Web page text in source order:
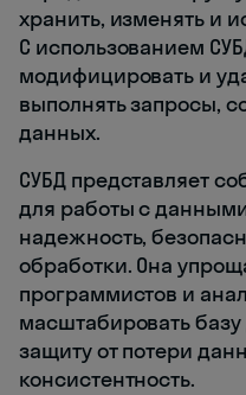
хранить, изменять и
С использованием
модифицировать и
выполнять запросы,
данных.
СУБД представляет
для работы с
надежность,
обработки. Она
программистов и
масштабировать
защиту от потери
консистентность.